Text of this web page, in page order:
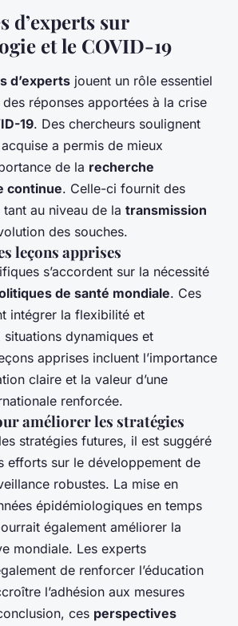
d’experts sur
et le COVID-19
d’experts jouent un rôle essentiel
des réponses apportées à la crise
19. Des chercheurs soulignent
a permis de mieux
de la recherche
continue. Celle-ci fournit des
au niveau de la transmission
des souches.
leçons apprises
s’accordent sur la nécessité
de santé mondiale. Ces
intégrer la flexibilité et
situations dynamiques et
apprises incluent l’importance
claire et la valeur d’une
renforcée.
améliorer les stratégies
stratégies futures, il est suggéré
efforts sur le développement de
robustes. La mise en
épidémiologiques en temps
également améliorer la
mondiale. Les experts
de renforcer l’éducation
l’adhésion aux mesures
ces perspectives